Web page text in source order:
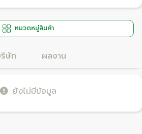
หมวดหมู่สินค้า
ษัท ผลงาน
ยังไม่มีข้อมูล